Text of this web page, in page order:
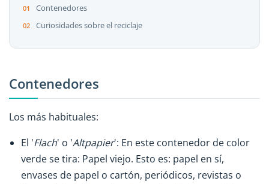
Contenedores
Curiosidades sobre el reciclaje
Contenedores
Los más habituales:
El 'Flach' o 'Altpapier': En este contenedor de color
verde se tira: Papel viejo. Esto es: papel en sí,
envases de papel o cartón, periódicos, revistas o